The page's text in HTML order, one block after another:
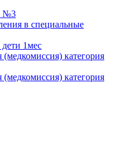
№3
в специальные
1мес
(медкомиссия) категория
(медкомиссия) категория